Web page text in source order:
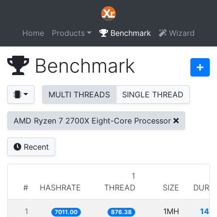
Home Products Benchmark Wizard
Benchmark
MULTI THREADS SINGLE THREAD
AMD Ryzen 7 2700X Eight-Core Processor
Recent
# HASHRATE
1
THREAD
SIZE
1 7011.00 876.38 1MH